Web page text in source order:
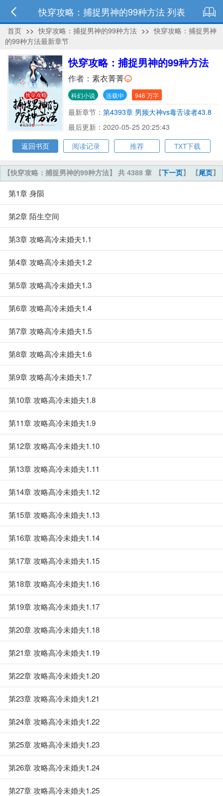
快穿攻略：捕捉男神的99种方法 列表
首页 >> 快穿攻略：捕捉男神的99种方法 >> 快穿攻略：捕捉男神
的99种方法最新章节
快穿攻略：捕捉男神的99种方法
作者： 素衣菁菁
科幻小说 连载中 946 万字
最新章节： 第4393章 男频大神vs毒舌读者43.8
最后更新：2020-05-25 20:25:43
返回书页
阅读记录 推荐 TXT下载
【下一页】 【尾页】
【快穿攻略：捕捉男神的99种方法】 共 4388 章
第1章 身陨
第2章 陌生空间
第3章 攻略高冷未婚夫1.1
第4章 攻略高冷未婚夫1.2
第5章 攻略高冷未婚夫1.3
第6章 攻略高冷未婚夫1.4
第7章 攻略高冷未婚夫1.5
第8章 攻略高冷未婚夫1.6
第9章 攻略高冷未婚夫1.7
第10章 攻略高冷未婚夫1.8
第11章 攻略高冷未婚夫1.9
第12章 攻略高冷未婚夫1.10
第13章 攻略高冷未婚夫1.11
第14章 攻略高冷未婚夫1.12
第15章 攻略高冷未婚夫1.13
第16章 攻略高冷未婚夫1.14
第17章 攻略高冷未婚夫1.15
第18章 攻略高冷未婚夫1.16
第19章 攻略高冷未婚夫1.17
第20章 攻略高冷未婚夫1.18
第21章 攻略高冷未婚夫1.19
第22章 攻略高冷未婚夫1.20
第23章 攻略高冷未婚夫1.21
第24章 攻略高冷未婚夫1.22
第25章 攻略高冷未婚夫1.23
第26章 攻略高冷未婚夫1.24
第27章 攻略高冷未婚夫1.25